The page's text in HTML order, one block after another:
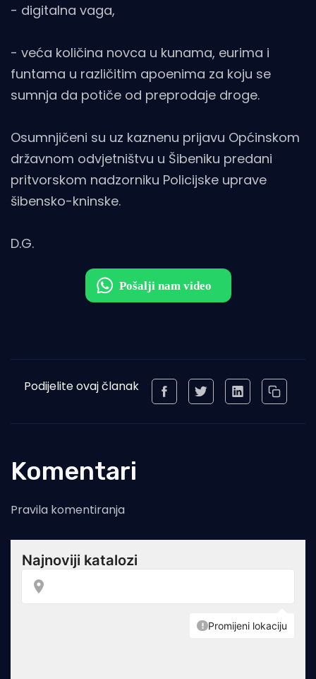
- digitalna vaga,
- veća količina novca u kunama, eurima i
funtama u različitim apoenima za koju se
sumnja da potiče od preprodaje droge.
Osumnjičeni su uz kaznenu prijavu Općinskom
državnom odvjetništvu u Šibeniku predani
pritvorskom nadzorniku Policijske uprave
šibensko-kninske.
D.G.
Podijelite ovaj članak
Komentari
Pravila komentiranja